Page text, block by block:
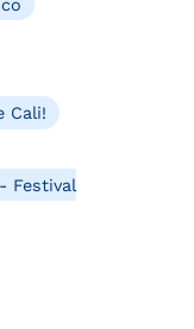
Cali!
Festival